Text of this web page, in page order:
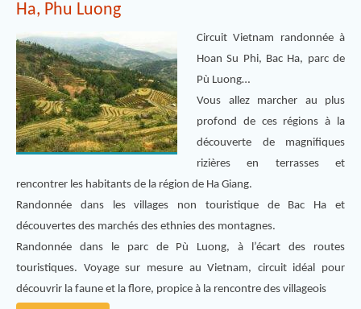
Ha, Phu Luong
Circuit Vietnam randonnée à
Hoan Su Phi, Bac Ha, parc de
Pù Luong…
Vous allez marcher au plus
profond de ces régions à la
découverte de magnifiques
rizières en terrasses et
rencontrer les habitants de la région de Ha Giang.
Randonnée dans les villages non touristique de Bac Ha et
découvertes des marchés des ethnies des montagnes.
Randonnée dans le parc de Pù Luong, à l’écart des routes
touristiques. Voyage sur mesure au Vietnam, circuit idéal pour
découvrir la faune et la flore, propice à la rencontre des villageois